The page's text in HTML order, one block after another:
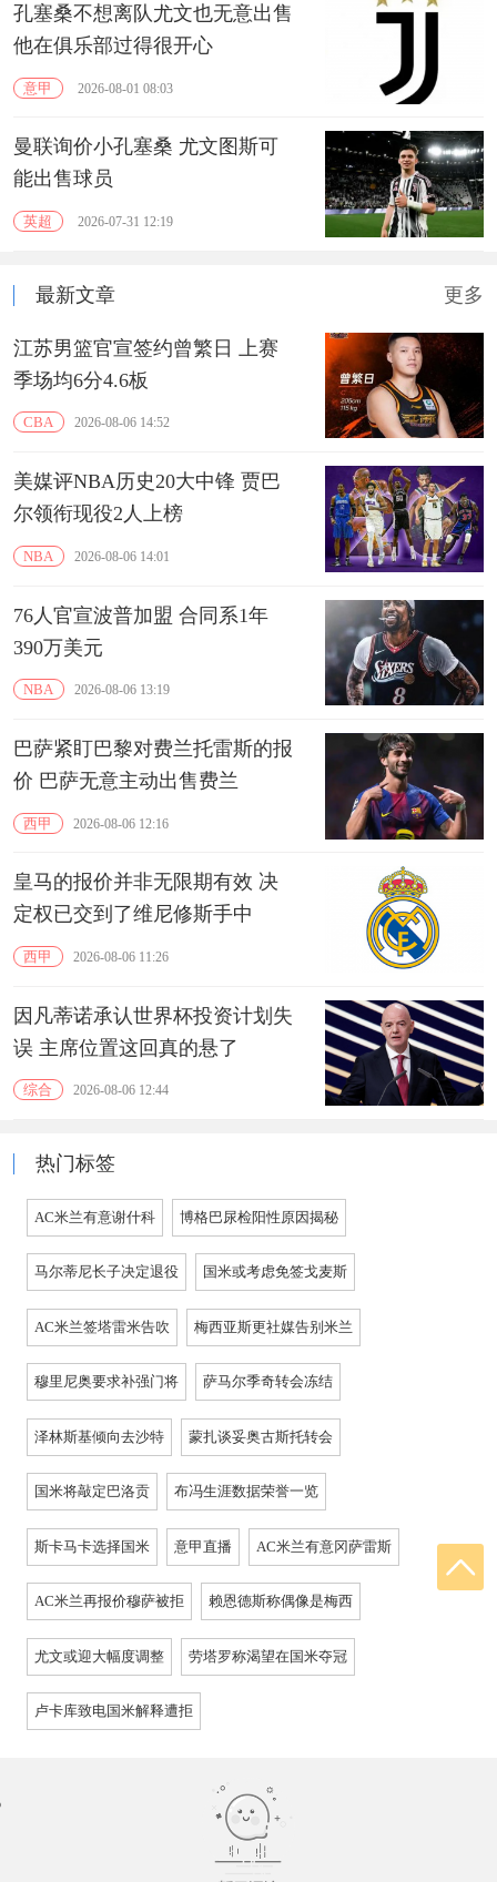
孔塞桑不想离队尤文也无意出售
他在俱乐部过得很开心
意甲 2026-08-01 08:03
曼联询价小孔塞桑 尤文图斯可
能出售球员
英超 2026-07-31 12:19
最新文章 更多
江苏男篮官宣签约曾繁日 上赛
季场均6分4.6板
CBA 2026-08-06 14:52
美媒评NBA历史20大中锋 贾巴
尔领衔现役2人上榜
NBA 2026-08-06 14:01
76人官宣波普加盟 合同系1年
390万美元
NBA 2026-08-06 13:19
巴萨紧盯巴黎对费兰托雷斯的报
价 巴萨无意主动出售费兰
西甲 2026-08-06 12:16
皇马的报价并非无限期有效 决
定权已交到了维尼修斯手中
西甲 2026-08-06 11:26
因凡蒂诺承认世界杯投资计划失
误 主席位置这回真的悬了
综合 2026-08-06 12:44
热门标签
AC米兰有意谢什科 博格巴尿检阳性原因揭秘
马尔蒂尼长子决定退役 国米或考虑免签戈麦斯
AC米兰签塔雷米告吹 梅西亚斯更社媒告别米兰
穆里尼奥要求补强门将 萨马尔季奇转会冻结
泽林斯基倾向去沙特 蒙扎谈妥奥古斯托转会
国米将敲定巴洛贡 布冯生涯数据荣誉一览
斯卡马卡选择国米 意甲直播 AC米兰有意冈萨雷斯
AC米兰再报价穆萨被拒 赖恩德斯称偶像是梅西
尤文或迎大幅度调整 劳塔罗称渴望在国米夺冠
卢卡库致电国米解释遭拒